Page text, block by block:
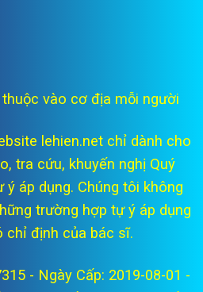
vào cơ địa mỗi người
lehien.net chỉ dành cho
tra cứu, khuyến nghị Quý
ý áp dụng. Chúng tôi không
trường hợp tự ý áp dụng
chỉ định của bác sĩ.
- Ngày Cấp: 2019-08-01 -